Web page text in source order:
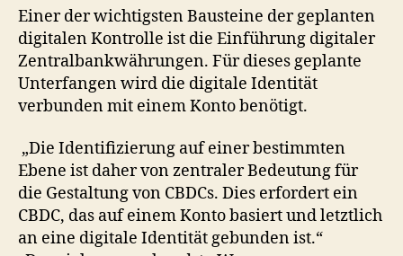
Einer der wichtigsten Bausteine der geplanten
digitalen Kontrolle ist die Einführung digitaler
Zentralbankwährungen. Für dieses geplante
Unterfangen wird die digitale Identität
verbunden mit einem Konto benötigt.
„Die Identifizierung auf einer bestimmten
Ebene ist daher von zentraler Bedeutung für
die Gestaltung von CBDCs. Dies erfordert ein
CBDC, das auf einem Konto basiert und letztlich
an eine digitale Identität gebunden ist.“